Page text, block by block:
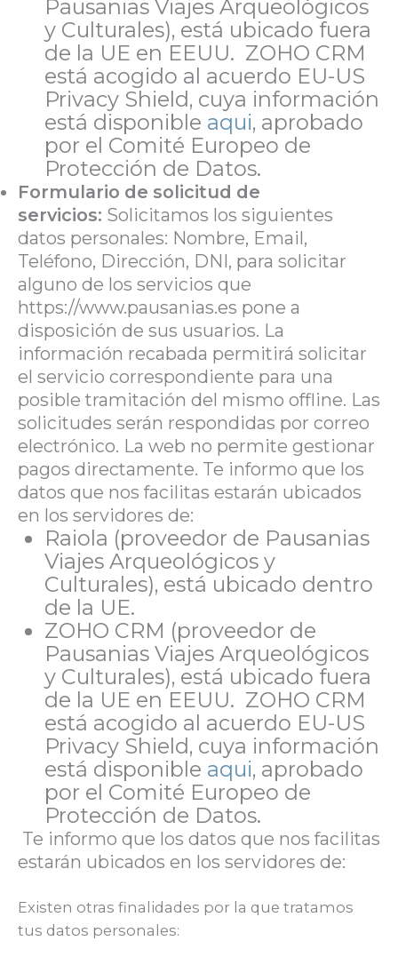
Pausanias Viajes Arqueológicos
y Culturales), está ubicado fuera
de la UE en EEUU. ZOHO CRM
está acogido al acuerdo EU-US
Privacy Shield, cuya información
está disponible aqui, aprobado
por el Comité Europeo de
Protección de Datos.
Formulario de solicitud de
servicios: Solicitamos los siguientes
datos personales: Nombre, Email,
Teléfono, Dirección, DNI, para solicitar
alguno de los servicios que
https://www.pausanias.es pone a
disposición de sus usuarios. La
información recabada permitirá solicitar
el servicio correspondiente para una
posible tramitación del mismo offline. Las
solicitudes serán respondidas por correo
electrónico. La web no permite gestionar
pagos directamente. Te informo que los
datos que nos facilitas estarán ubicados
en los servidores de:
Raiola (proveedor de Pausanias
Viajes Arqueológicos y
Culturales), está ubicado dentro
de la UE.
ZOHO CRM (proveedor de
Pausanias Viajes Arqueológicos
y Culturales), está ubicado fuera
de la UE en EEUU. ZOHO CRM
está acogido al acuerdo EU-US
Privacy Shield, cuya información
está disponible aqui, aprobado
por el Comité Europeo de
Protección de Datos.
Te informo que los datos que nos facilitas
estarán ubicados en los servidores de:
Existen otras finalidades por la que tratamos
tus datos personales: